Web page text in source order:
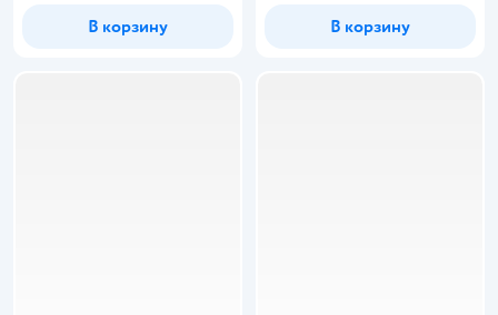
В корзину В корзину